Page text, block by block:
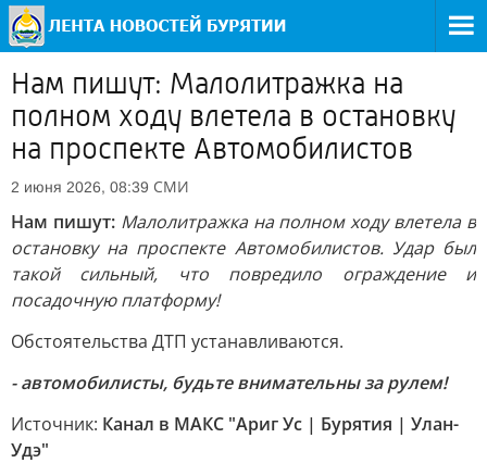
Нам пишут: Малолитражка на
полном ходу влетела в остановку
на проспекте Автомобилистов
2 июня 2026, 08:39 СМИ
Нам пишут: Малолитражка на полном ходу влетела в
остановку на проспекте Автомобилистов. Удар был
такой сильный, что повредило ограждение и
посадочную платформу!
Обстоятельства ДТП устанавливаются.
- автомобилисты, будьте внимательны за рулем!
Источник: Канал в МАКС "Ариг Ус | Бурятия | Улан-
Удэ"